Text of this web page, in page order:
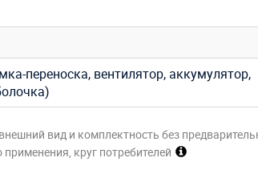
переноска, вентилятор, аккумулятор,
вид и комплектность без
круг потребителей